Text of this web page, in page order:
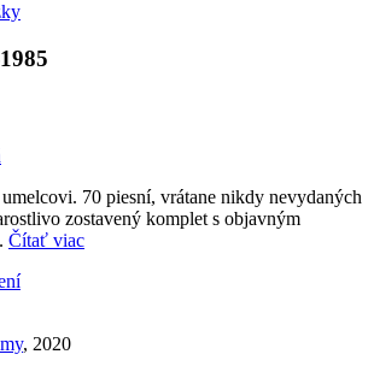
70 piesní, vrátane nikdy nevydaných
zostavený komplet s objavným
Čítať viac
, 2020